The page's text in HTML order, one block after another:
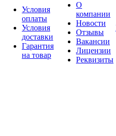
Условия
оплаты
Условия
доставки
Гарантия
на товар
О
компании
Новости
Отзывы
Вакансии
Лицензии
Реквизиты